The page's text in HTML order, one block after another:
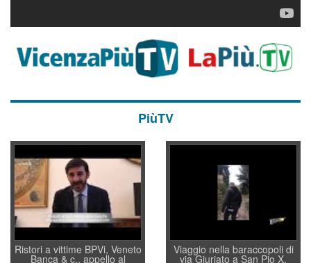
PiùTV
Ristori a vittime BPVi, Veneto
Banca & c., appello al
Viaggio nella baraccopoli di
via Giuriato a San Pio X.